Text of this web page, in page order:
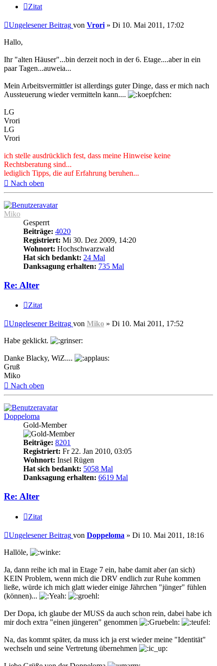
Zitat
Ungelesener Beitrag von Vrori » Di 10. Mai 2011, 17:02
Hallo,
Ihr "alten Häuser"...bin derzeit noch in der 6. Etage....aber in ein
paar Tagen...auweia...
Mein Arbeitsvermittler ist allerdings guter Dinge, dass er mich nach
Aussteuerung wieder vermitteln kann....
LG
Vrori
LG
Vrori
ich stelle ausdrücklich fest, dass meine Hinweise keine
Rechtsberatung sind...
lediglich Tipps, die auf Erfahrung beruhen...
Nach oben
Miko
Gesperrt
Beiträge: 4020
Registriert: Mi 30. Dez 2009, 14:20
Wohnort: Hochschwarzwald
Hat sich bedankt: 24 Mal
Danksagung erhalten: 735 Mal
Re: Alter
Zitat
Ungelesener Beitrag von Miko » Di 10. Mai 2011, 17:52
Habe geklickt.
Danke Blacky, WiZ....
Gruß
Miko
Nach oben
Doppeloma
Gold-Member
Beiträge: 8201
Registriert: Fr 22. Jan 2010, 03:05
Wohnort: Insel Rügen
Hat sich bedankt: 5058 Mal
Danksagung erhalten: 6619 Mal
Re: Alter
Zitat
Ungelesener Beitrag von Doppeloma » Di 10. Mai 2011, 18:16
Hallöle,
Ja, dann reihe ich mal in Etage 7 ein, habe damit aber (an sich)
KEIN Problem, wenn mich die DRV endlich zur Ruhe kommen
ließe, würde ich mich glatt wieder einige Jährchen "jünger" fühlen
(können)...
Der Dopa, ich glaube der MUSS da auch schon rein, dabei habe ich
mir doch extra "einen jüngeren" genommen
Na, das kommt später, da muss ich ja erst wieder meine "Identität"
wechseln und seine Vertretung übernehmen